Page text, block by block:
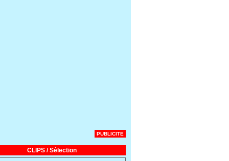
PUBLICITE
CLIPS / Sélection